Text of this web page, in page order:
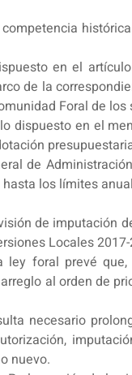
en el
de la
Foral de
dispuesto en el
de
los límites
de imputación
Locales
ley foral prevé
al orden de
necesario
nuevo.